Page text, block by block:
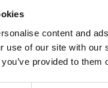
content and
use of our site with
provided to